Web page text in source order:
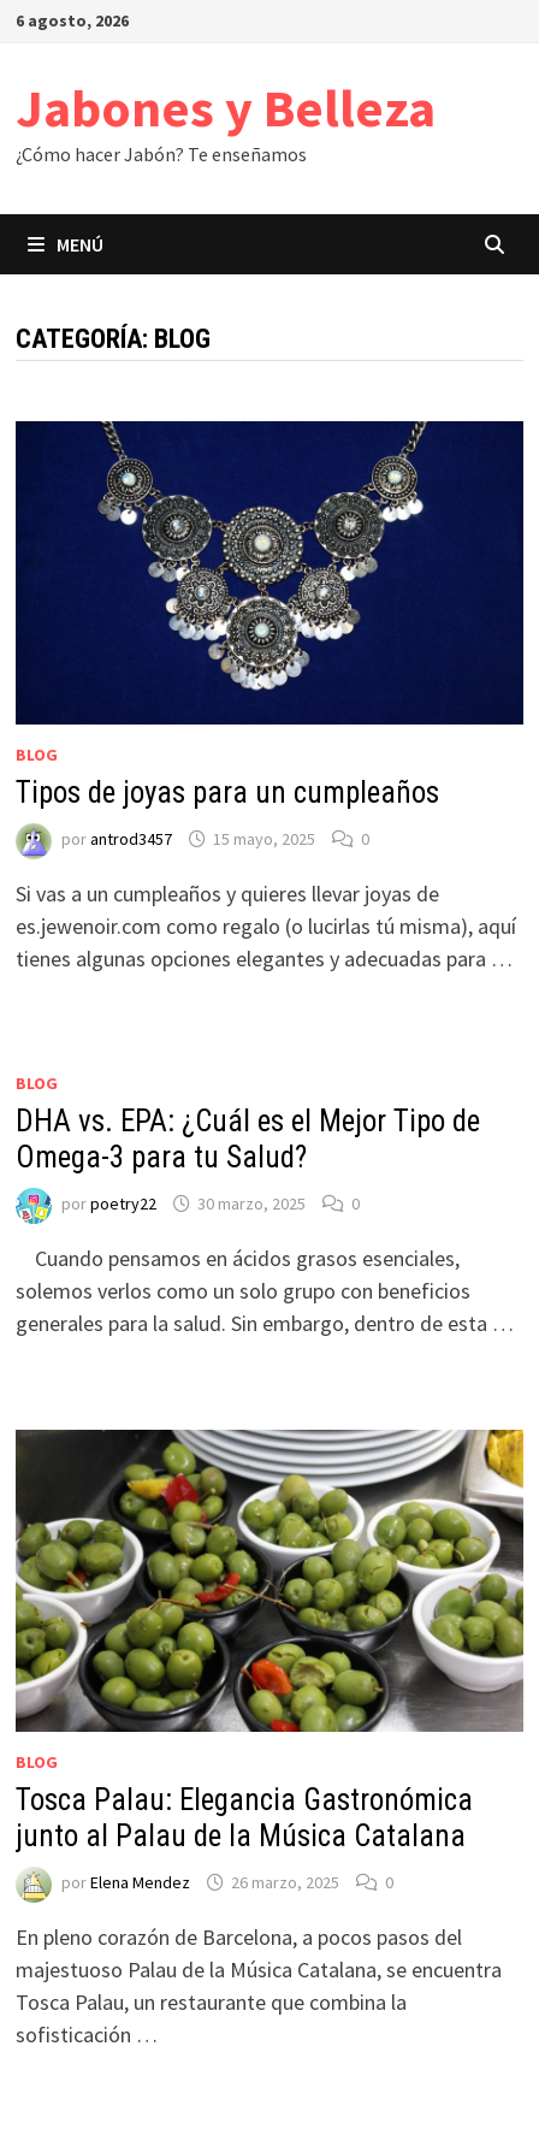
Saltar
6 agosto, 2026
Jabones y Belleza
¿Cómo hacer Jabón? Te enseñamos
MENÚ
CATEGORÍA: BLOG
BLOG
Tipos de joyas para un cumpleaños
porantrod3457 15 mayo, 2025 0
Si vas a un cumpleaños y quieres llevar joyas de
es.jewenoir.com como regalo (o lucirlas tú misma), aquí
tienes algunas opciones elegantes y adecuadas para …
BLOG
DHA vs. EPA: ¿Cuál es el Mejor Tipo de
Omega-3 para tu Salud?
porpoetry22 30 marzo, 2025 0
Cuando pensamos en ácidos grasos esenciales,
solemos verlos como un solo grupo con beneficios
generales para la salud. Sin embargo, dentro de esta …
BLOG
Tosca Palau: Elegancia Gastronómica
junto al Palau de la Música Catalana
porElena Mendez 26 marzo, 2025 0
En pleno corazón de Barcelona, a pocos pasos del
majestuoso Palau de la Música Catalana, se encuentra
Tosca Palau, un restaurante que combina la
sofisticación …